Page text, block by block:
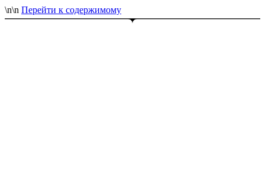
\n\n Перейти к содержимому